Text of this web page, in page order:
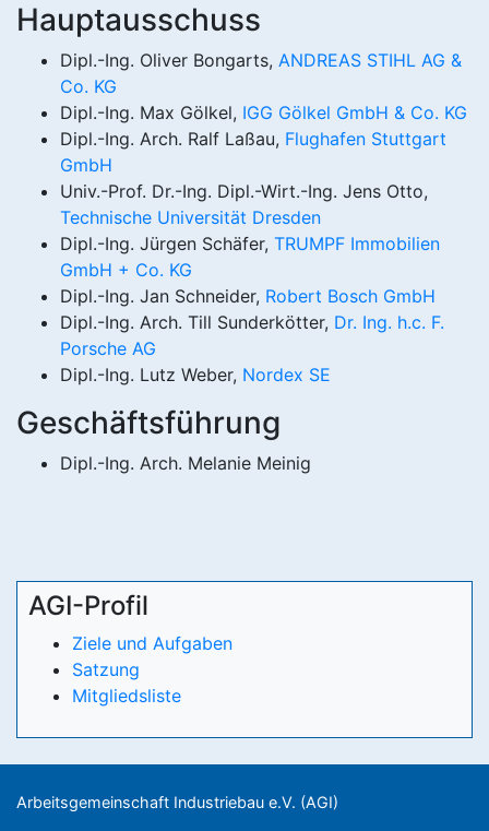
Hauptausschuss
Dipl.-Ing. Oliver Bongarts, ANDREAS STIHL AG &
Co. KG
Dipl.-Ing. Max Gölkel, IGG Gölkel GmbH & Co. KG
Dipl.-Ing. Arch. Ralf Laßau, Flughafen Stuttgart
GmbH
Univ.-Prof. Dr.-Ing. Dipl.-Wirt.-Ing. Jens Otto,
Technische Universität Dresden
Dipl.-Ing. Jürgen Schäfer, TRUMPF Immobilien
GmbH + Co. KG
Dipl.-Ing. Jan Schneider, Robert Bosch GmbH
Dipl.-Ing. Arch. Till Sunderkötter, Dr. Ing. h.c. F.
Porsche AG
Dipl.-Ing. Lutz Weber, Nordex SE
Geschäftsführung
Dipl.-Ing. Arch. Melanie Meinig
AGI-Profil
Ziele und Aufgaben
Satzung
Mitgliedsliste
Arbeitsgemeinschaft Industriebau e.V. (AGI)